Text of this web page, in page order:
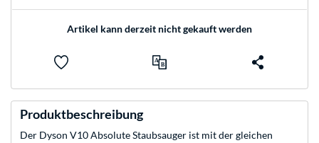
Artikel kann derzeit nicht gekauft werden
Produktbeschreibung
Der Dyson V10 Absolute Staubsauger ist mit der gleichen